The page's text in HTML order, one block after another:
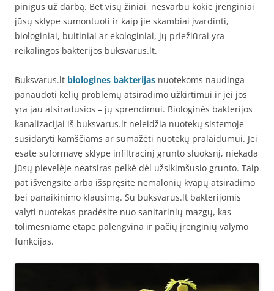
pinigus už darbą. Bet visų žiniai, nesvarbu kokie įrenginiai
jūsų sklype sumontuoti ir kaip jie skambiai įvardinti,
biologiniai, buitiniai ar ekologiniai, jų priežiūrai yra
reikalingos bakterijos buksvarus.lt.
Buksvarus.lt biologines bakterijas nuotekoms naudinga
panaudoti kelių problemų atsiradimo užkirtimui ir jei jos
yra jau atsiradusios – jų sprendimui. Biologinės bakterijos
kanalizacijai iš buksvarus.lt neleidžia nuotekų sistemoje
susidaryti kamščiams ar sumažėti nuotekų pralaidumui. Jei
esate suformavę sklype infiltracinį grunto sluoksnį, niekada
jūsų pievelėje neatsiras pelkė dėl užsikimšusio grunto. Taip
pat išvengsite arba išspręsite nemalonių kvapų atsiradimo
bei panaikinimo klausimą. Su buksvarus.lt bakterijomis
valyti nuotekas pradėsite nuo sanitarinių mazgų, kas
tolimesniame etape palengvina ir pačių įrenginių valymo
funkcijas.